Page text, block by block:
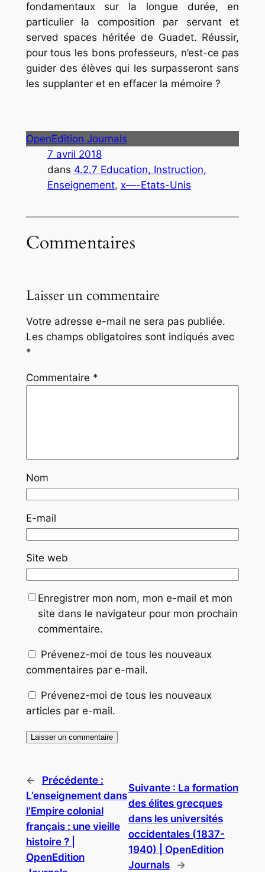
fondamentaux sur la longue durée, en
particulier la composition par servantet
served spaces héritée de Guadet. Réussir,
pour tous les bons professeurs, n’est-ce pas
guider des élèves qui les surpasseront sans
les supplanter et en effacer la mémoire ?
OpenEdition Journals
7 avril 2018
dans 4.2.7 Education, Instruction,
Enseignement, x—-Etats-Unis
Commentaires
Laisser un commentaire
Votre adresse e-mail ne sera pas publiée.
Les champs obligatoires sont indiqués avec
*
Commentaire *
Nom
E-mail
Site web
Enregistrer mon nom, mon e-mail et mon
site dans le navigateur pour mon prochain
commentaire.
Prévenez-moi de tous les nouveaux
commentaires par e-mail.
Prévenez-moi de tous les nouveaux
articles par e-mail.
←
Précédente :
L’enseignement dans
l’Empire colonial
français : une vieille
histoire ? |
OpenEdition
Suivante : La formation
des élites grecques
dans les universités
occidentales (1837-
1940) | OpenEdition
Journals
→